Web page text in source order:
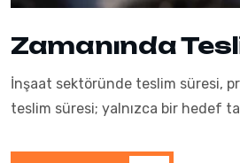
Zamanında
İnşaat sektöründe teslim süresi,
teslim süresi; yalnızca bir hedef